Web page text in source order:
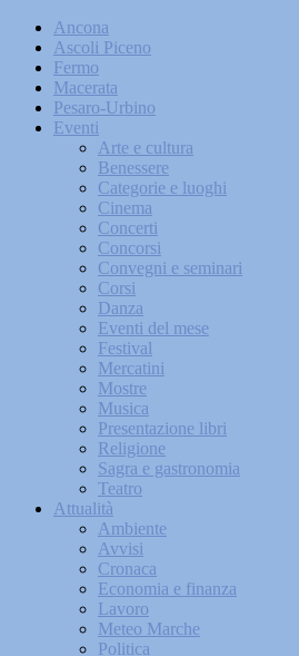
Ancona
Ascoli Piceno
Fermo
Macerata
Pesaro-Urbino
Eventi
Arte e cultura
Benessere
Categorie e luoghi
Cinema
Concerti
Concorsi
Convegni e seminari
Corsi
Danza
Eventi del mese
Festival
Mercatini
Mostre
Musica
Presentazione libri
Religione
Sagra e gastronomia
Teatro
Attualità
Ambiente
Avvisi
Cronaca
Economia e finanza
Lavoro
Meteo Marche
Politica